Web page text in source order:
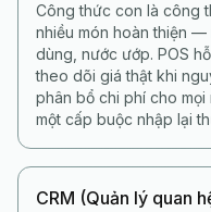
Công thức con là công
nhiều món hoàn thiện —
dùng, nước ướp. POS
theo dõi giá thật khi
phân bổ chi phí cho
một cấp buộc nhập lại
CRM (Quản lý quan